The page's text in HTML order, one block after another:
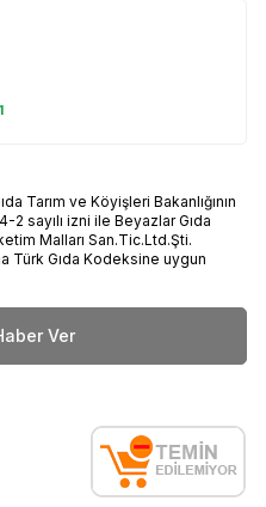
Tarım ve Köyişleri Bakanlığının
sayılı izni ile Beyazlar Gıda
Malları San.Tic.Ltd.Şti.
Türk Gıda Kodeksine uygun
Ver